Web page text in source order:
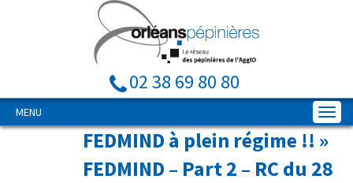
02 38 69 80 80
MENU
FEDMIND à plein régime !! »
FEDMIND – Part 2 – RC du 28